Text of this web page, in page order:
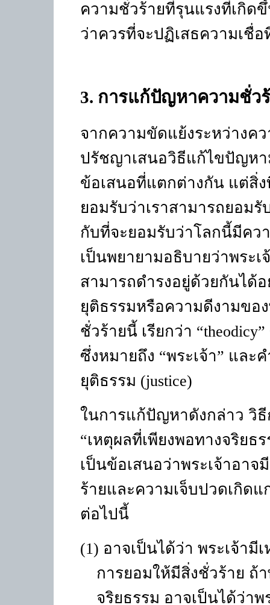
ความชั่วร้ายที่รุนแรงที่เกิด
ว่าควรที่จะปฏิเสธความเชื่อ
3. การแก้ปัญหาความชั่ว
จากความขัดแย้งระหว่างค
ปรัชญาเสนอวิธีแก้ไขปัญห
ข้อเสนอที่แตกต่างกัน แต่สิ่
ยอมรับว่าเราสามารถยอมรั
กับที่จะยอมรับว่าโลกนี้มีคว
เป็นพยายามอธิบายว่าพระ
สามารถดำรงอยู่ด้วยกันได้
ยุติธรรมหรือความดีงามขอ
ชั่วร้ายนี้ เรียกว่า “theodicy
ซึ่งหมายถึง “พระเจ้า” และ
ยุติธรรม (justice)
ในการแก้ปัญหาดังกล่าว วิ
“เหตุผลที่เพียงพอทางจริยธ
เป็นข้อเสนอว่าพระเจ้าอา
ร้ายและความเจ็บปวดเกิด
ต่อไปนี้
(1) อาจเป็นได้ว่า พระเจ้ามี
การยอมให้มีสิ่งชั่วร้าย ถ้
จริยธรรม อาจเป็นได้ว่า